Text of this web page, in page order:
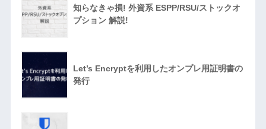
知らなきゃ損! 外資系 ESPP/RSU/ストックオ
プション 解説!
Let’s Encryptを利用したオンプレ用証明書の
発行